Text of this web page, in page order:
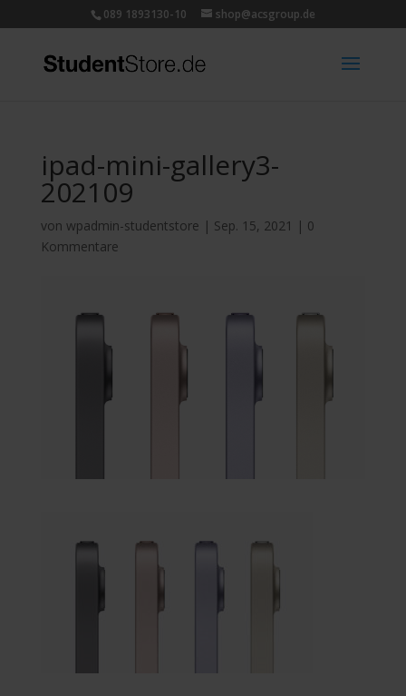
089 1893130-10 shop@acsgroup.de
ipad-mini-gallery3-
202109
von wpadmin-studentstore | Sep. 15, 2021 | 0
Kommentare